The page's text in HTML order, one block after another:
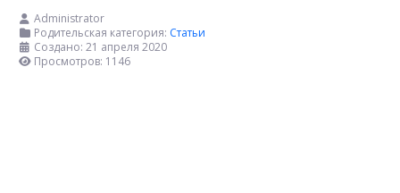
Administrator
Родительская категория: Статьи
Создано: 21 апреля 2020
Просмотров: 1146